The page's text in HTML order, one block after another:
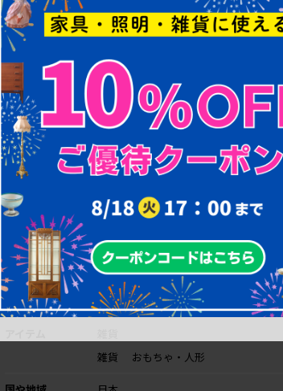
【状態について】
・多少の汚れ、ダメージ等ありますので、画像を参
購入後も安心！ア
フター修理サポー
一部対象外を除
き、返品可能！
この商品の関連キーワード
雑貨
おもちゃ・人形